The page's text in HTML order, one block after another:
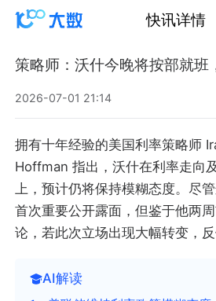
快讯详情
策略师：沃什今晚将按部就班
2026-07-01 21:14
拥有十年经验的美国利率策略师
Hoffman 指出，沃什在利率走向
上，预计仍将保持模糊态度。尽
首次重要公开露面，但鉴于他两
论，若此次立场出现大幅转变，反
AI解读